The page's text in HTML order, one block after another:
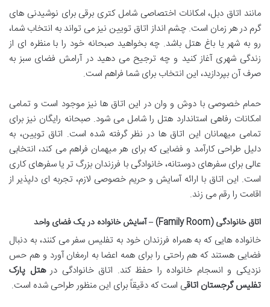
مانند اتاق دبل، امکانات اختصاصی شامل کتری برقی برای نوشیدنی های
گرم در هر زمان است. چشم انداز اتاق تویین نیز می تواند به انتخاب شما،
رو به شهر یا باغ هتل باشد. چه بخواهید صبحانه خود را با منظره ای از
زندگی شهری آغاز کنید و چه ترجیح می دهید در آرامش فضای سبز به
صرف آن بپردازید، این انتخاب برای شما فراهم است.
حمام خصوصی با دوش و وان در این اتاق ها نیز موجود است و تمامی
امکانات رفاهی استاندارد هتل را شامل می شود. صبحانه رایگان نیز برای
تمامی میهمانان این اتاق ها در نظر گرفته شده است. اتاق تویین، به
دلیل طراحی کارآمد و فضایی که برای هر میهمان فراهم می کند، انتخابی
عالی برای سفرهای دوستانه، خانوادگی با فرزندان بزرگ تر یا سفرهای کاری
است. این اتاق با ارائه آسایش و حریم خصوصی لازم، تجربه ای دلپذیر از
اقامت را رقم می زند.
اتاق خانوادگی (Family Room) – آسایش خانواده در یک فضای واحد
خانواده هایی که به همراه فرزندان خود به تفلیس سفر می کنند، به دنبال
فضایی هستند که هم راحتی را برای همه اعضا به ارمغان آورد و هم حس
نزدیکی و انسجام خانواده را حفظ کند. اتاق خانوادگی درهتل پارک
تفلیس گرجستان اتاقی است که دقیقاً برای این منظور طراحی شده است.